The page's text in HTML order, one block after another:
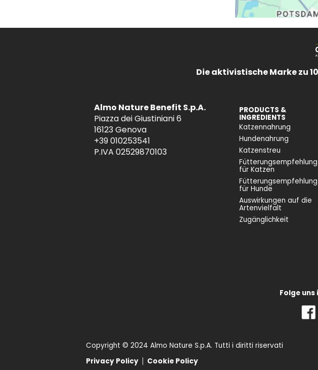
Die aktivistische Marke zu
Almo Nature Benefit S.p.A.
Piazza dei Giustiniani 6
16123 Genova
+39 010253541
P.IVA 02529870103
PRODUCTS &
INGREDIENTS
Katzennahrung
Hundenahrung
Katzenstreu
Fütterungsempfehlung
für Katzen
Fütterungsempfehlung
für Hunde
Auswirkungen auf die
Artenvielfalt
Zugänglichkeit
Folge uns
Copyright © 2024 Almo Nature S.p.A. Tutti i diritti riservati
Privacy Policy
Cookie Policy